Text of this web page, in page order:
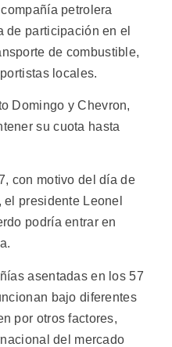
petrolera
de participación en el
de combustible,
locales.
Domingo y Chevron,
su cuota hasta
con motivo del día de
presidente Leonel
podría entrar en
asentadas en los 57
bajo diferentes
por otros factores,
del mercado